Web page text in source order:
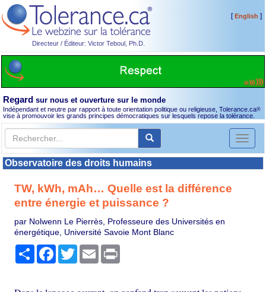
Directeur / Éditeur: Victor Teboul, Ph.D.
[English ]
Regard sur nous et ouverture sur le monde
Indépendant et neutre par rapport à toute orientation politique ou religieuse, Tolerance.ca®
vise à promouvoir les grands principes démocratiques sur lesquels repose la tolérance.
Toggle
Observatoire des droits humains
TW, kWh, mAh… Quelle est la différence
entre énergie et puissance ?
par Nolwenn Le Pierrès, Professeure des Universités en
énergétique, Université Savoie Mont Blanc
PartagerFacebook
TwitterEmail